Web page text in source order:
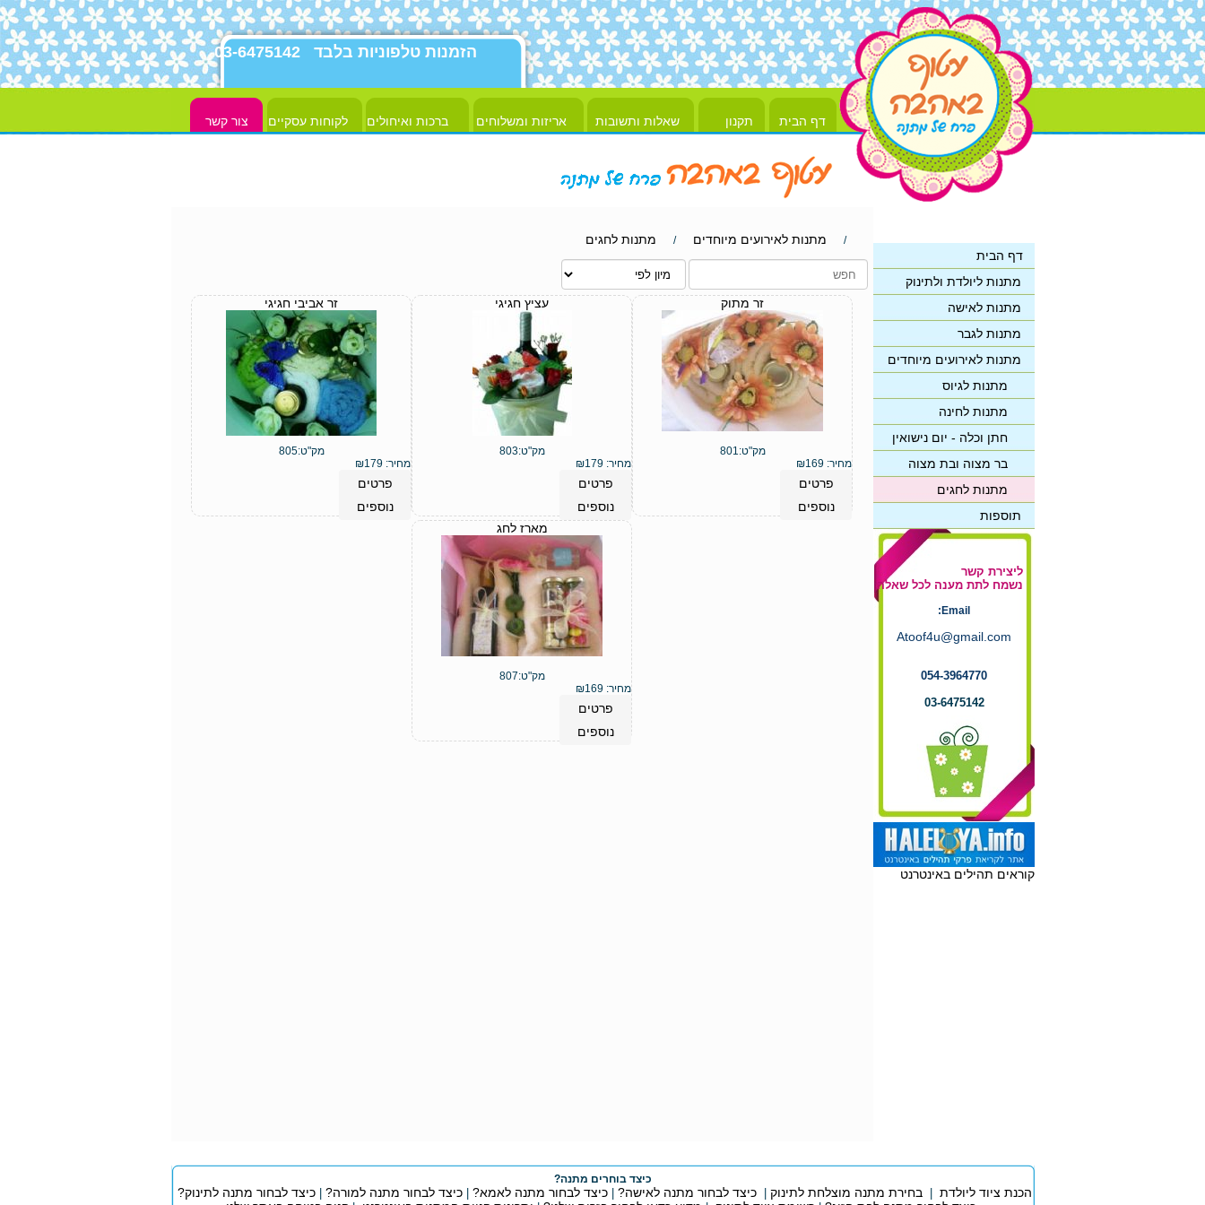
הזמנות טלפוניות בלבד 03-6475142
דף הבית תקנון שאלות ותשובות אריזות ומשלוחים ברכות ואיחולים לקוחות עסקיים צור קשר
דף הבית
מתנות ליולדת ולתינוק
מתנות לאישה
מתנות לגבר
מתנות לאירועים מיוחדים
מתנות לגיוס
מתנות לחינה
חתן וכלה - יום נישואין
בר מצוה ובת מצוה
מתנות לחגים
תוספות
ליצירת קשר
נשמח לתת מענה לכל שאלה
Email:
Atoof4u@gmail.com
054-3964770
03-6475142
קוראים תהילים באינטרנט
/ מתנות לאירועים מיוחדים / מתנות לחגים
זר מתוק
מק"ט:801
מחיר:
₪169
פרטים
נוספים
עציץ חגיגי
מק"ט:803
מחיר:
₪179
פרטים
נוספים
זר אביבי חגיגי
מק"ט:805
מחיר:
₪179
פרטים
נוספים
מארז לחג
מק"ט:807
מחיר:
₪169
פרטים
נוספים
כיצד בוחרים מתנה?
הכנת ציוד ליולדת |בחירת מתנה מוצלחת לתינוק |כיצד לבחור מתנה לאישה? |כיצד לבחור מתנה לאמא? |כיצד לבחור מתנה למורה? |כיצד לבחור מתנה לתינוק?